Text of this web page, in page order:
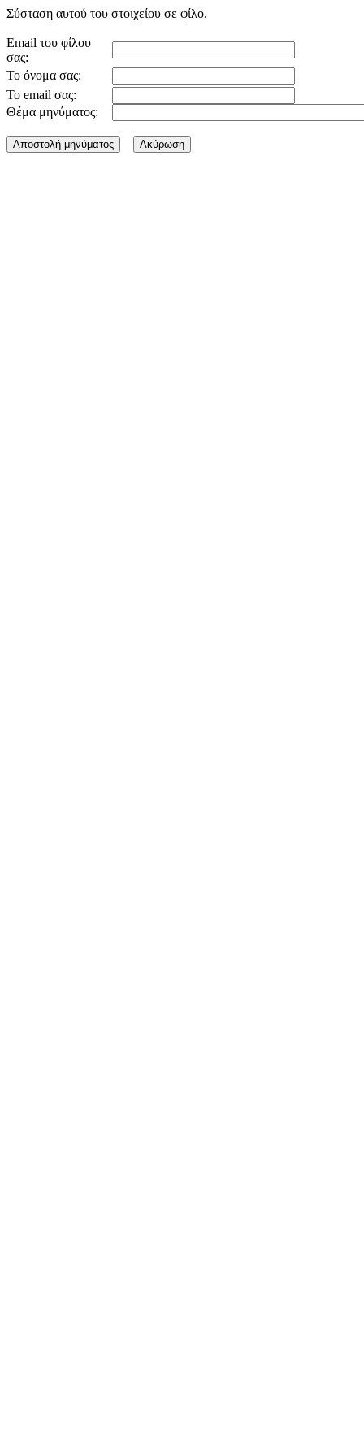
Σύσταση αυτού του στοιχείου σε φίλο.
Email του φίλου
σας:
Το όνομα σας:
Το email σας:
Θέμα μηνύματος: